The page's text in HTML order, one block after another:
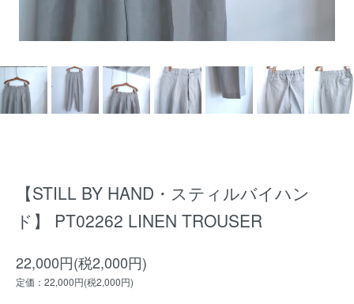
【STILL BY HAND・スティルバイハン
ド】 PT02262 LINEN TROUSER
22,000円(税2,000円)
定価：22,000円(税2,000円)